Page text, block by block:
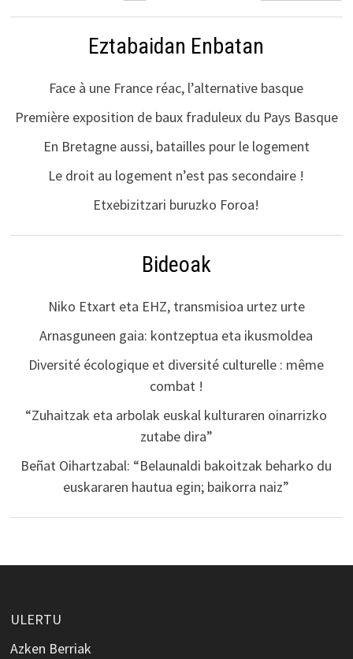
Eztabaidan Enbatan
Face à une France réac, l’alternative basque
Première exposition de baux fraduleux du Pays Basque
En Bretagne aussi, batailles pour le logement
Le droit au logement n’est pas secondaire !
Etxebizitzari buruzko Foroa!
Bideoak
Niko Etxart eta EHZ, transmisioa urtez urte
Arnasguneen gaia: kontzeptua eta ikusmoldea
Diversité écologique et diversité culturelle : même
combat !
“Zuhaitzak eta arbolak euskal kulturaren oinarrizko
zutabe dira”
Beñat Oihartzabal: “Belaunaldi bakoitzak beharko du
euskararen hautua egin; baikorra naiz”
ULERTU
Azken Berriak